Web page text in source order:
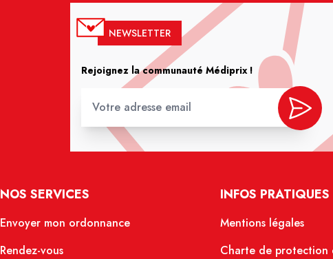
NEWSLETTER
Rejoignez la communauté Médiprix !
NOS SERVICES
Envoyer mon ordonnance
Rendez-vous
INFOS PRATIQUES
Mentions légales
Charte de protection